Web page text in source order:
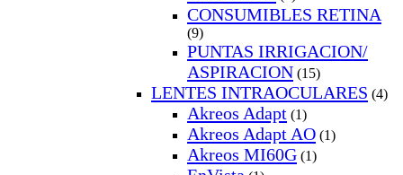
CONSUMIBLES RETINA
(9)
PUNTAS IRRIGACION/
ASPIRACION (15)
LENTES INTRAOCULARES (4)
Akreos Adapt (1)
Akreos Adapt AO (1)
Akreos MI60G (1)